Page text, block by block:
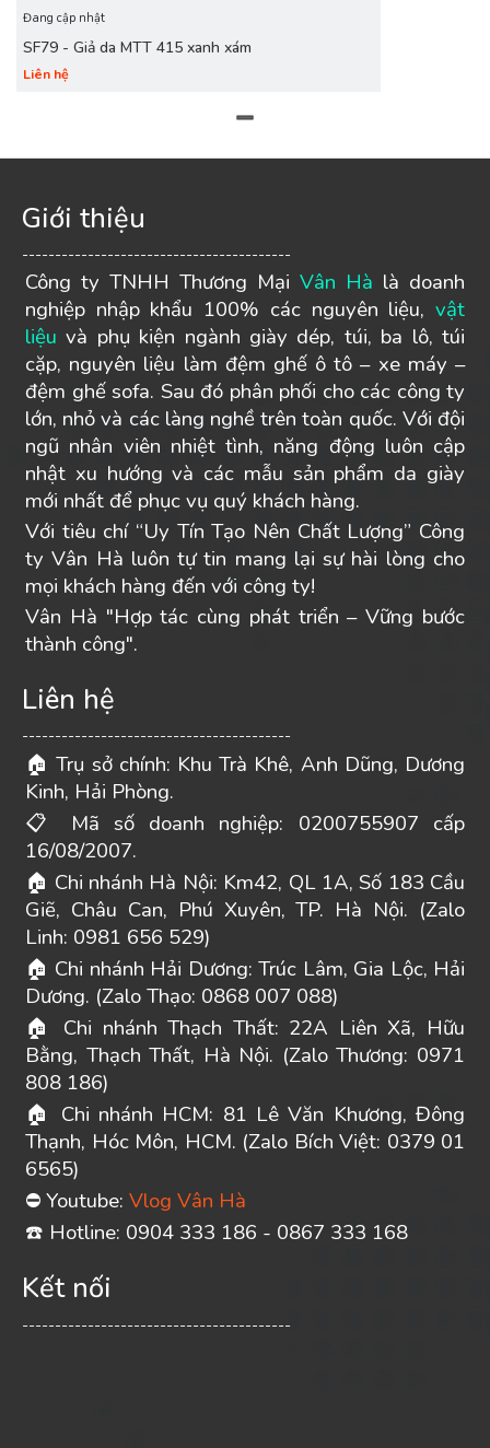
Đang cập nhật
SF79 - Giả da MTT 415 xanh xám
Liên hệ
Giới thiệu
-----------------------------------------
Công ty TNHH Thương Mại Vân Hà là doanh
nghiệp nhập khẩu 100% các nguyên liệu, vật
liệu và phụ kiện ngành giày dép, túi, ba lô, túi
cặp, nguyên liệu làm đệm ghế ô tô – xe máy –
đệm ghế sofa. Sau đó phân phối cho các công ty
lớn, nhỏ và các làng nghề trên toàn quốc. Với đội
ngũ nhân viên nhiệt tình, năng động luôn cập
nhật xu hướng và các mẫu sản phẩm da giày
mới nhất để phục vụ quý khách hàng.
Với tiêu chí “Uy Tín Tạo Nên Chất Lượng” Công
ty Vân Hà luôn tự tin mang lại sự hài lòng cho
mọi khách hàng đến với công ty!
Vân Hà "Hợp tác cùng phát triển – Vững bước
thành công".
Liên hệ
-----------------------------------------
🏠 Trụ sở chính: Khu Trà Khê, Anh Dũng, Dương
Kinh, Hải Phòng.
📋
Mã số doanh nghiệp: 0200755907 cấp
16/08/2007.
🏠 Chi nhánh Hà Nội: Km42, QL 1A, Số 183 Cầu
Giẽ, Châu Can, Phú Xuyên, TP. Hà Nội. (Zalo
Linh: 0981 656 529)
🏠 Chi nhánh Hải Dương: Trúc Lâm, Gia Lộc, Hải
Dương. (Zalo Thạo: 0868 007 088)
🏠 Chi nhánh Thạch Thất: 22A Liên Xã, Hữu
Bằng, Thạch Thất, Hà Nội. (Zalo Thương: 0971
808 186)
🏠
Chi nhánh HCM: 81 Lê Văn Khương, Đông
Thạnh, Hóc Môn, HCM. (Zalo Bích Việt: 0379 01
6565)
⛔ Youtube: Vlog Vân Hà
☎ ️ Hotline: 0904 333 186 - 0867 333 168
Kết nối
-----------------------------------------